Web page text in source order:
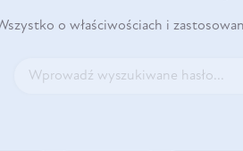
o właściwościach i